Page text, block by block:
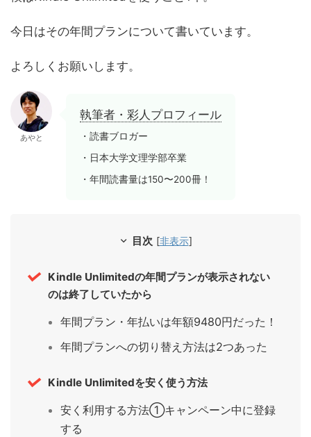
今日はその年間プランについて書いています。
よろしくお願いします。
あやと
執筆者・彩人プロフィール
・読書ブロガー
・日本大学文理学部卒業
・年間読書量は150〜200冊！
目次 [非表示]
Kindle Unlimitedの年間プランが表示されない
のは終了していたから
年間プラン・年払いは年額9480円だった！
年間プランへの切り替え方法は2つあった
Kindle Unlimitedを安く使う方法
安く利用する方法①キャンペーン中に登録
する